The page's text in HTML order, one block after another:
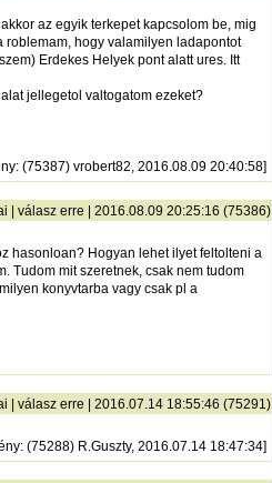
az egyik terkepet kapcsolom be, mig
roblemam, hogy valamilyen ladapontot
Erdekes Helyek pont alatt ures. Itt
jellegetol valtogatom ezeket?
: (75387) vrobert82, 2016.08.09 20:40:58]
válasz erre | 2016.08.09 20:25:16 (75386)
hasonloan? Hogyan lehet ilyet feltolteni a
Tudom mit szeretnek, csak nem tudom
konyvtarba vagy csak pl a
válasz erre | 2016.07.14 18:55:46 (75291)
: (75288) R.Guszty, 2016.07.14 18:47:34]